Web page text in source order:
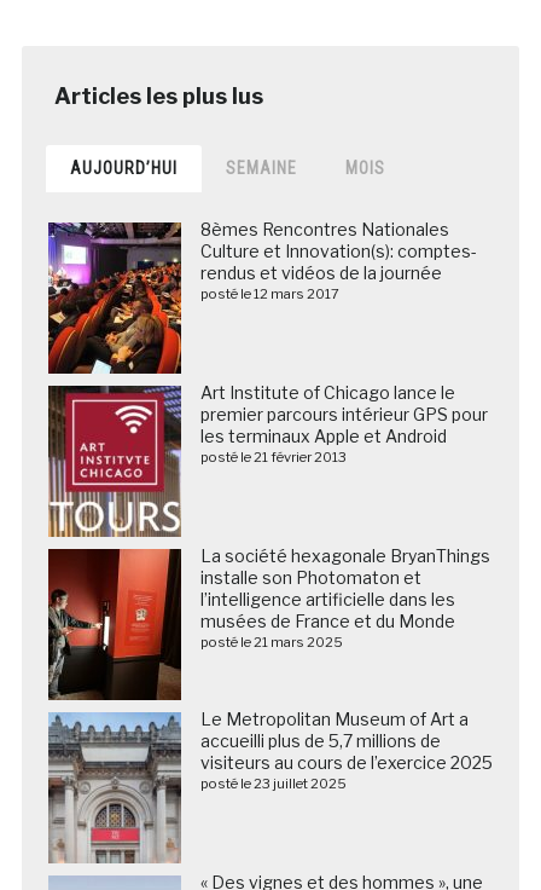
AUJOURD’HUI SEMAINE MOIS
8èmes Rencontres Nationales
Culture et Innovation(s): comptes-
rendus et vidéos de la journée
posté le 12 mars 2017
Art Institute of Chicago lance le
premier parcours intérieur GPS pour
les terminaux Apple et Android
posté le 21 février 2013
La société hexagonale BryanThings
installe son Photomaton et
l’intelligence artificielle dans les
musées de France et du Monde
posté le 21 mars 2025
Le Metropolitan Museum of Art a
accueilli plus de 5,7 millions de
visiteurs au cours de l’exercice 2025
posté le 23 juillet 2025
« Des vignes et des hommes », une